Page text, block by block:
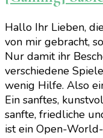
Hallo Ihr Lieben,
von mir gebracht,
Nur damit ihr
verschiedene
wenig Hilfe. Also
Ein sanftes,
sanfte, friedliche
ist ein Open-